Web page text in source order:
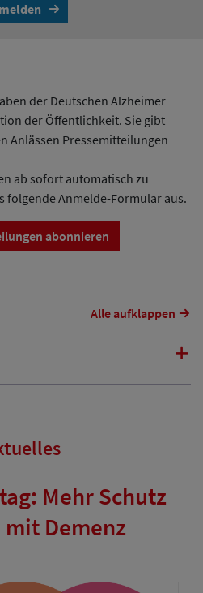
der Deutschen Alzheimer
der Öffentlichkeit. Sie gibt
Anlässen Pressemitteilungen
ab sofort automatisch zu
folgende Anmelde-Formular aus.
abonnieren
Alle aufklappen
Mehr Schutz
Demenz